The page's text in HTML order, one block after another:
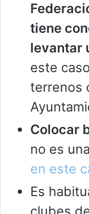
tiene
levantar
este
terrenos
Colocar
no es
en este
Es